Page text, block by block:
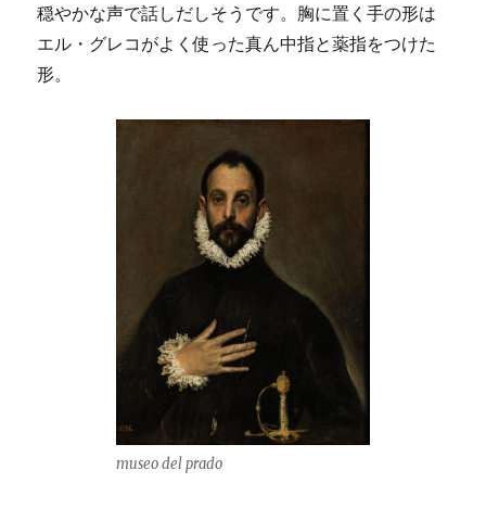
穏やかな声で話しだしそうです。胸に置く手の形は
エル・グレコがよく使った真ん中指と薬指をつけた
形。
museo del prado